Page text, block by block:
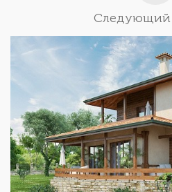
Следующий